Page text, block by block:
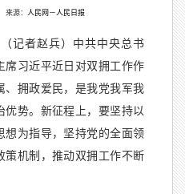
源： 人民网－人民日报
记者赵兵）中共中央总书
席习近平近日对双拥工作作
、拥政爱民，是我党我军我
优势。新征程上，要坚持以
想为指导，坚持党的全面领
策机制，推动双拥工作不断